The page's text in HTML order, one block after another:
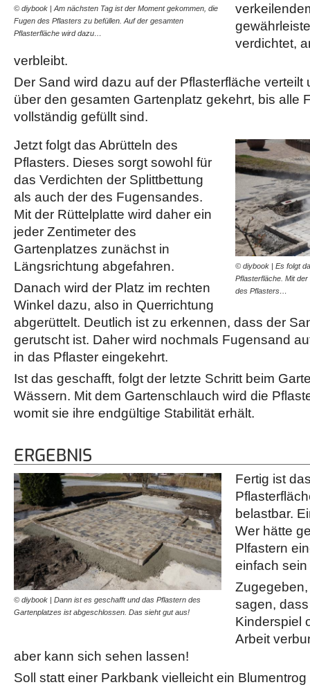
© diybook | Am nächsten Tag ist der Moment gekommen, die
Fugen des Pflasters zu befüllen. Auf der gesamten
Pflasterfläche wird dazu…
© diybook | Mit dem
über das gesamte
alle Fugen gut befüllt.
verdichtet,
verbleibt.
Der Sand wird dazu auf der Pflasterfläche verteilt
über den gesamten Gartenplatz gekehrt, bis alle
vollständig gefüllt sind.
© diybook | Es folgt
Pflasterfläche. Mit
des Pflasters…
Jetzt folgt das Abrütteln des
Pflasters. Dieses sorgt sowohl für
das Verdichten der Splittbettung
als auch der des Fugensandes.
Mit der Rüttelplatte wird daher ein
jeder Zentimeter des
Gartenplatzes zunächst in
Längsrichtung abgefahren.
Danach wird der Platz im rechten
Winkel dazu, also in Querrichtung
abgerüttelt. Deutlich ist zu erkennen, dass der
gerutscht ist. Daher wird nochmals Fugensand
in das Pflaster eingekehrt.
Ist das geschafft, folgt der letzte Schritt beim
Wässern. Mit dem Gartenschlauch wird die
womit sie ihre endgültige Stabilität erhält.
ERGEBNIS
© diybook | Dann ist es geschafft und das Pflastern des
Gartenplatzes ist abgeschlossen. Das sieht gut aus!
Fertig ist
belastbar.
Wer hätte
Plfastern
einfach
sagen,
Kinderspiel
Arbeit
aber kann sich sehen lassen!
Soll statt einer Parkbank vielleicht ein